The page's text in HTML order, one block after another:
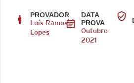
PROVADOR
Luís Ramos
Lopes
DATA
PROVA
Outubro
2021